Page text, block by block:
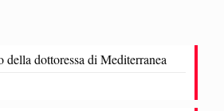
dottoressa di Mediterranea